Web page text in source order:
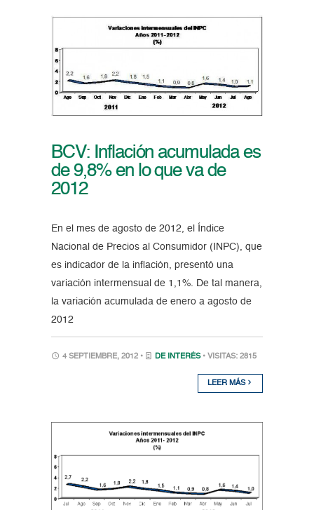
BCV: Inflación acumulada es
de 9,8% en lo que va de
2012
En el mes de agosto de 2012, el Índice
Nacional de Precios al Consumidor (INPC), que
es indicador de la inflación, presentó una
variación intermensual de 1,1%. De tal manera,
la variación acumulada de enero a agosto de
2012
4 SEPTIEMBRE, 2012 • DE INTERÉS • VISITAS: 2815
LEER MÁS